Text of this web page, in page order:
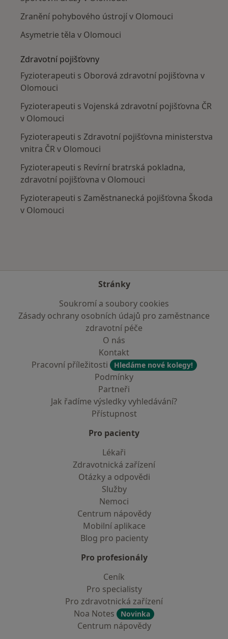
Zranění pohybového ústrojí v Olomouci
Asymetrie těla v Olomouci
Zdravotní pojišťovny
Fyzioterapeuti s Oborová zdravotní pojišťovna v
Olomouci
Fyzioterapeuti s Vojenská zdravotní pojišťovna ČR
v Olomouci
Fyzioterapeuti s Zdravotní pojišťovna ministerstva
vnitra ČR v Olomouci
Fyzioterapeuti s Revírní bratrská pokladna,
zdravotní pojišťovna v Olomouci
Fyzioterapeuti s Zaměstnanecká pojišťovna Škoda
v Olomouci
Stránky
Soukromí a soubory cookies
Zásady ochrany osobních údajů pro zaměstnance
zdravotní péče
O nás
Kontakt
Pracovní příležitosti
Hledáme nové kolegy!
Podmínky
Partneři
Jak řadíme výsledky vyhledávání?
Přístupnost
Pro pacienty
Lékaři
Zdravotnická zařízení
Otázky a odpovědi
Služby
Nemoci
Centrum nápovědy
Mobilní aplikace
Blog pro pacienty
Pro profesionály
Ceník
Pro specialisty
Pro zdravotnická zařízení
Noa Notes
Novinka
Centrum nápovědy